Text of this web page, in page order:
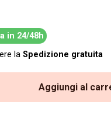
in 24/48h
la Spedizione gratuita
Aggiungi al